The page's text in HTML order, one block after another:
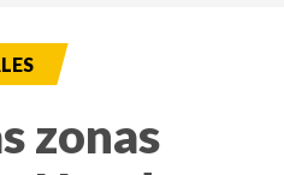
zonas